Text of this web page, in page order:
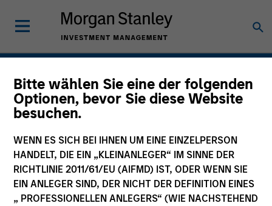
Bitte wählen Sie eine der folgenden
Optionen, bevor Sie diese Website
besuchen.
WENN ES SICH BEI IHNEN UM EINE EINZELPERSON
HANDELT, DIE EIN „KLEINANLEGER“ IM SINNE DER
RICHTLINIE 2011/61/EU (AIFMD) IST, ODER WENN SIE
EIN ANLEGER SIND, DER NICHT DER DEFINITION EINES
„ PROFESSIONELLEN ANLEGERS“ (WIE NACHSTEHEND
Private Credit